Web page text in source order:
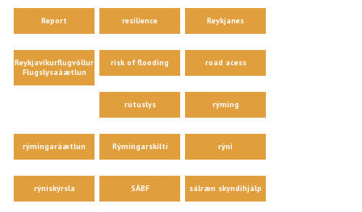
Report resilience Reykjanes
Reykjavíkurflugvöllur
Flugslysaáætlun
risk of flooding road acess
rútuslys rýming
rýmingaráætlun Rýmingarskilti rýni
rýniskýrsla SÁBF sálræn skyndihjálp